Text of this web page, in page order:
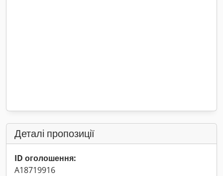
Деталі пропозиції
ID оголошення:
A18719916